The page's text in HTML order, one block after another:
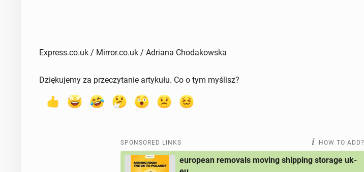
Express.co.uk / Mirror.co.uk / Adriana Chodakowska
Dziękujemy za przeczytanie artykułu. Co o tym myślisz?
SPONSORED LINKS HOW TO ADD?
european removals moving shipping storage uk-